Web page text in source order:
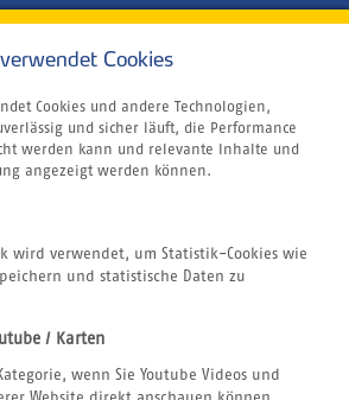
Cookies
Cookies und andere Technologien,
und sicher läuft, die Performance
werden kann und relevante Inhalte und
angezeigt werden können.
wird verwendet, um Statistik-Cookies wie
und statistische Daten zu
/ Karten
wenn Sie Youtube Videos und